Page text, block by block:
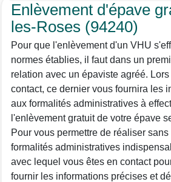
Enlèvement d'épave
les-Roses (94240)
Pour que l'enlèvement d'un VHU
normes établies, il faut dans un
relation avec un épaviste agréé.
contact, ce dernier vous fournira les
aux formalités administratives à
l'enlèvement gratuit de votre épave
Pour vous permettre de réaliser
formalités administratives
avec lequel vous êtes en contact
fournir les informations précises et